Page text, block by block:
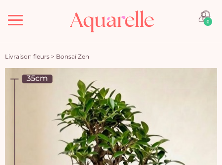
Menu 0
Livraison fleurs > Bonsaï Zen